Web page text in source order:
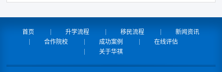
首页 升学流程 移民流程
新闻资讯
合作院校
成功案例
在线评估
关于华祺